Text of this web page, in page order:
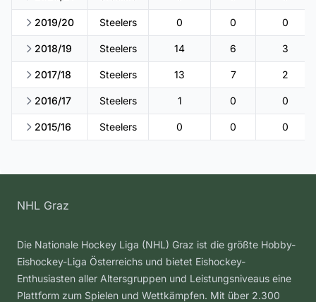
2019/20 Steelers 0 0 0
2018/19 Steelers 14 6 3
2017/18 Steelers 13 7 2
2016/17 Steelers 1 0 0
2015/16 Steelers 0 0 0
NHL Graz
Die Nationale Hockey Liga (NHL) Graz ist die größte Hobby-
Eishockey-Liga Österreichs und bietet Eishockey-
Enthusiasten aller Altersgruppen und Leistungsniveaus eine
Plattform zum Spielen und Wettkämpfen. Mit über 2.300